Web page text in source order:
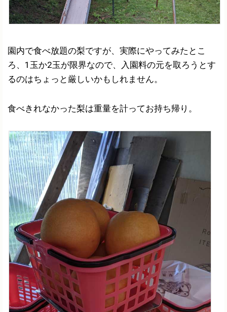
園内で食べ放題の梨ですが、実際にやってみたとこ
ろ、1玉か2玉が限界なので、入園料の元を取ろうとす
るのはちょっと厳しいかもしれません。
食べきれなかった梨は重量を計ってお持ち帰り。